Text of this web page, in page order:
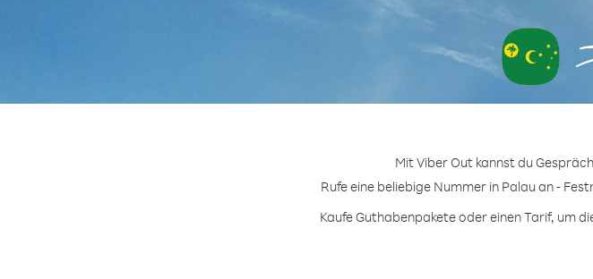
Mit Viber Out kannst du
Rufe eine beliebige Nummer in Palau an -
Kaufe Guthabenpakete oder einen Tarif, um